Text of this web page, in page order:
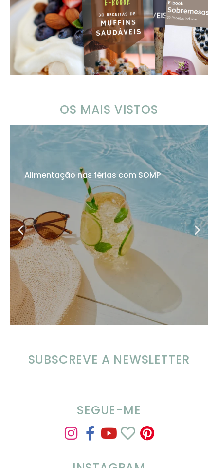
OS MAIS VISTOS
Alimentação nas férias com SOMP
SUBSCREVE A NEWSLETTER
SEGUE-ME